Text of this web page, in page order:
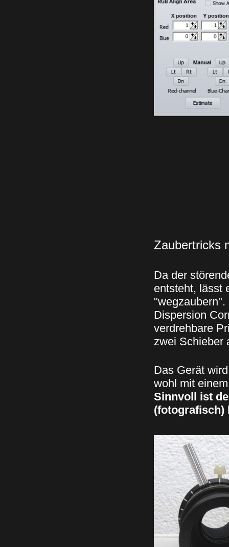
Zaubertricks
Da der
entsteht, lässt
Dispersion
verdrehbare
zwei Schieber
Das Gerät
wohl mit
Sinnvoll ist
(fotografisch)